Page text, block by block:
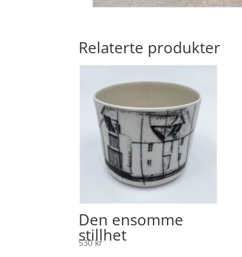
Relaterte produkter
Den ensomme
stillhet
530kr